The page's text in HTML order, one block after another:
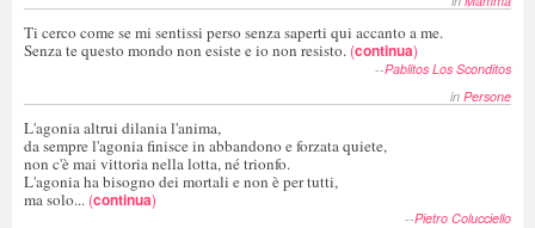
Ti cerco come se mi sentissi perso senza saperti qui accanto a me.
Senza te questo mondo non esiste e io non resisto. (continua)
--Pablitos Los Sconditos
in Persone
L'agonia altrui dilania l'anima,
da sempre l'agonia finisce in abbandono e forzata quiete,
non c'è mai vittoria nella lotta, né trionfo.
L'agonia ha bisogno dei mortali e non è per tutti,
ma solo... (continua)
--Pietro Colucciello